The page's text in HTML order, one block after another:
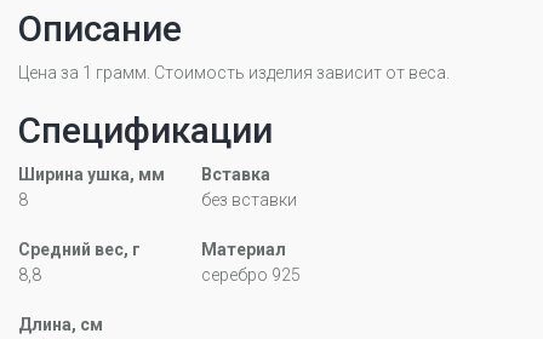
Описание
Цена за 1 грамм. Стоимость изделия зависит от веса.
Спецификации
Ширина ушка, мм
8
Вставка
без вставки
Средний вес, г
8,8
Материал
серебро 925
Длина, см